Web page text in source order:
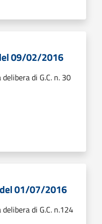
09/02/2016
di G.C. n. 30
del 01/07/2016
di G.C. n.124